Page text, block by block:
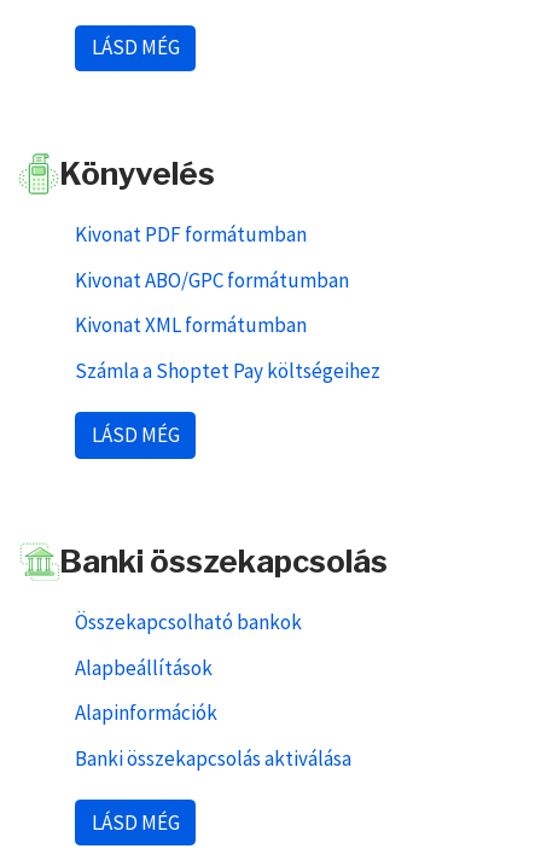
LÁSD MÉG
Könyvelés
Kivonat PDF formátumban
Kivonat ABO/GPC formátumban
Kivonat XML formátumban
Számla a Shoptet Pay költségeihez
LÁSD MÉG
Banki összekapcsolás
Összekapcsolható bankok
Alapbeállítások
Alapinformációk
Banki összekapcsolás aktiválása
LÁSD MÉG